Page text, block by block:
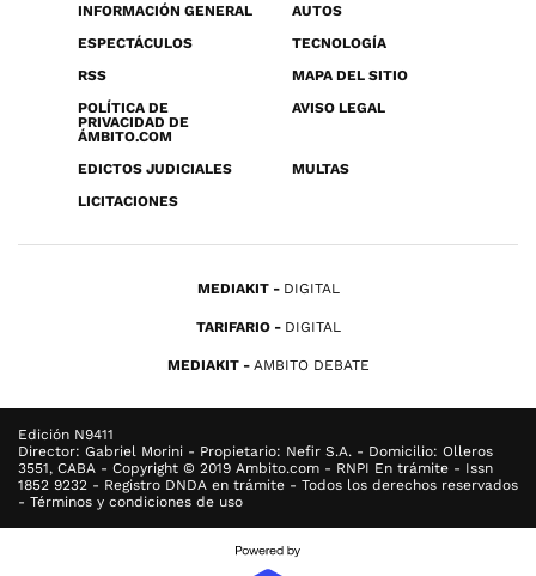
INFORMACIÓN GENERAL
AUTOS
ESPECTÁCULOS
TECNOLOGÍA
RSS
MAPA DEL SITIO
POLÍTICA DE
PRIVACIDAD DE
ÁMBITO.COM
AVISO LEGAL
EDICTOS JUDICIALES
MULTAS
LICITACIONES
MEDIAKIT DIGITAL
TARIFARIO DIGITAL
MEDIAKIT AMBITO DEBATE
Edición N9411
Director: Gabriel Morini - Propietario: Nefir S.A. - Domicilio: Olleros
3551, CABA - Copyright © 2019 Ambito.com - RNPI En trámite - Issn
1852 9232 - Registro DNDA en trámite - Todos los derechos reservados
- Términos y condiciones de uso